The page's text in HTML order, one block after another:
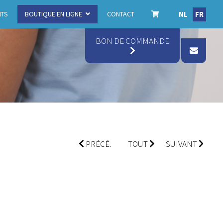
BOUTIQUE EN LIGNE CONTACT NL FR
BON DE COMMANDE
PRÉCÉ. TOUT SUIVANT